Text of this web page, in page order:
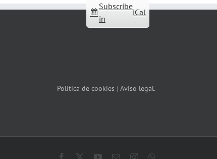
Subscribe
in
iCal
Política de cookies | Aviso legal.
Facebook YouTube
CorreoInstagram